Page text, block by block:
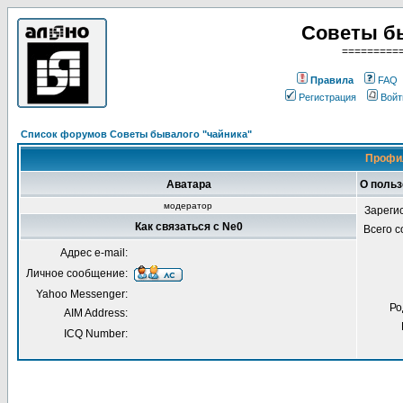
Советы
Правила
FAQ
Регистрация
Список форумов Советы бывалого "чайника"
Аватара О
модератор
Всего
Как связаться с Ne0
Адрес e-mail:
Личное сообщение:
Yahoo Messenger:
AIM Address:
ICQ Number: